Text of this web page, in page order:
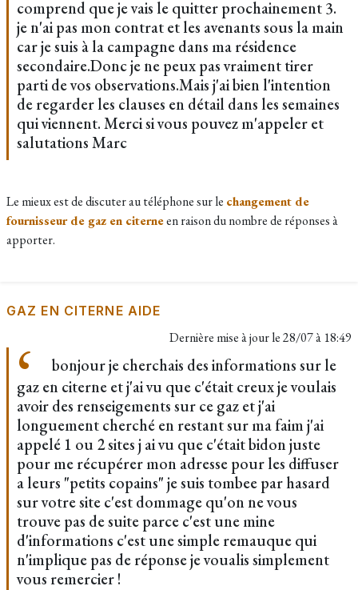
comprend que je vais le quitter prochainement 3.
je n'ai pas mon contrat et les avenants sous la main
car je suis à la campagne dans ma résidence
secondaire.Donc je ne peux pas vraiment tirer
parti de vos observations.Mais j'ai bien l'intention
de regarder les clauses en détail dans les semaines
qui viennent. Merci si vous pouvez m'appeler et
salutations Marc
Le mieux est de discuter au téléphone sur le changement de
fournisseur de gaz en citerneen raison du nombre de réponses à
apporter.
GAZ EN CITERNE AIDE
Dernière mise à jour le28/07 à 18:49
bonjour je cherchais des informations sur le
gaz en citerne et j'ai vu que c'était creux je voulais
avoir des renseigements sur ce gaz et j'ai
longuement cherché en restant sur ma faim j'ai
appelé 1 ou 2 sites j ai vu que c'était bidon juste
pour me récupérer mon adresse pour les diffuser
a leurs "petits copains" je suis tombee par hasard
sur votre site c'est dommage qu'on ne vous
trouve pas de suite parce c'est une mine
d'informations c'est une simple remauque qui
n'implique pas de réponse je voualis simplement
vous remercier !